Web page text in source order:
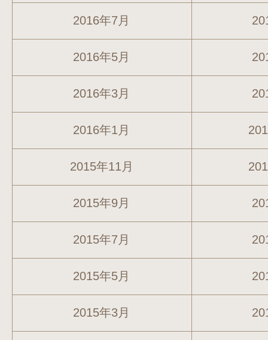
2016年7月
2016年5月
2016年3月
2016年1月
2015年11月
2015年9月
2015年7月
2015年5月
2015年3月